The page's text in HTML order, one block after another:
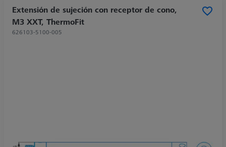
Extensión de sujeción con receptor de cono,
M3 XXT, ThermoFit
626103-5100-005